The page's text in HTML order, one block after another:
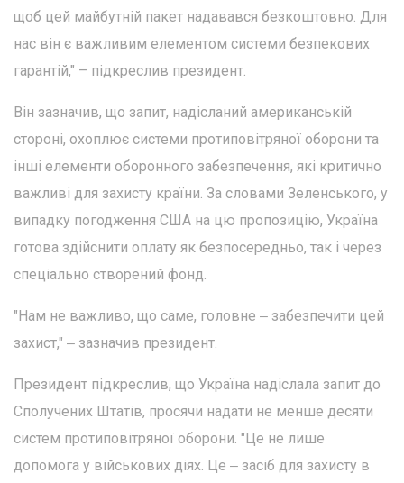
щоб цей майбутній пакет надавався безкоштовно. Для
нас він є важливим елементом системи безпекових
гарантій," – підкреслив президент.
Він зазначив, що запит, надісланий американській
стороні, охоплює системи протиповітряної оборони та
інші елементи оборонного забезпечення, які критично
важливі для захисту країни. За словами Зеленського, у
випадку погодження США на цю пропозицію, Україна
готова здійснити оплату як безпосередньо, так і через
спеціально створений фонд.
"Нам не важливо, що саме, головне ‒ забезпечити цей
захист," ‒ зазначив президент.
Президент підкреслив, що Україна надіслала запит до
Сполучених Штатів, просячи надати не менше десяти
систем протиповітряної оборони. "Це не лише
допомога у військових діях. Це ‒ засіб для захисту в